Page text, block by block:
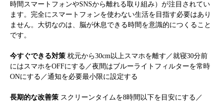
時間スマートフォンやSNSから離れる取り組み）が注目されてい
ます。完全にスマートフォンを使わない生活を目指す必要はあり
ません。大切なのは、脳が休息できる時間を意識的につくること
です。
今すぐできる対策 枕元から30cm以上スマホを離す／就寝30分前
にはスマホをOFFにする／夜間はブルーライトフィルターを常時
ONにする／通知を必要最小限に設定する
長期的な改善策 スクリーンタイムを8時間以下を目安にする／